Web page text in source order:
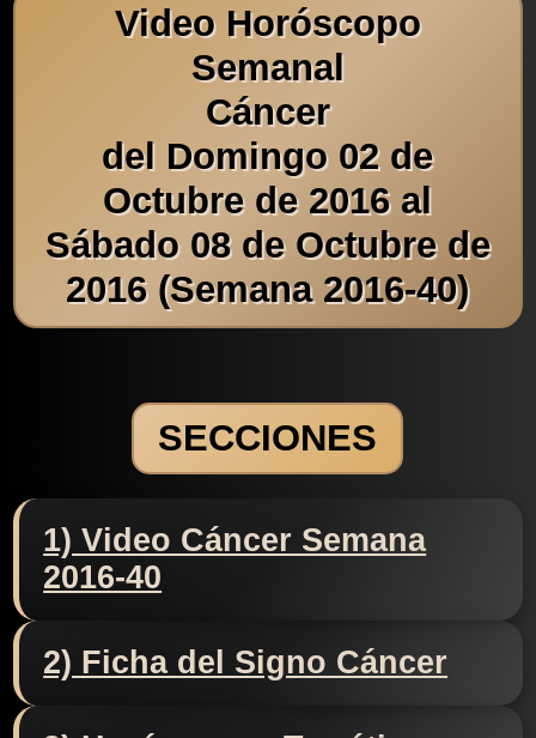
Video Horóscopo
Semanal
Cáncer
del Domingo 02 de
Octubre de 2016 al
Sábado 08 de Octubre de
2016 (Semana 2016-40)
SECCIONES
1) Video Cáncer Semana
2016-40
2) Ficha del Signo Cáncer